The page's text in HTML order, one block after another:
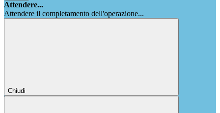
Attendere...
Attendere il completamento dell'operazione...
Chiudi